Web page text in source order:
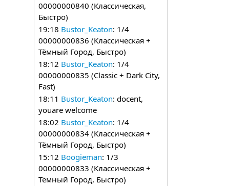
00000000840 (Классическая,
Быстро)
19:18 Bustor_Keaton: 1/4
00000000836 (Классическая +
Тёмный Город, Быстро)
18:12 Bustor_Keaton: 1/4
00000000835 (Classic + Dark City,
Fast)
18:11 Bustor_Keaton: docent,
youare welcome
18:02 Bustor_Keaton: 1/4
00000000834 (Классическая +
Тёмный Город, Быстро)
15:12 Boogieman: 1/3
00000000833 (Классическая +
Тёмный Город, Быстро)